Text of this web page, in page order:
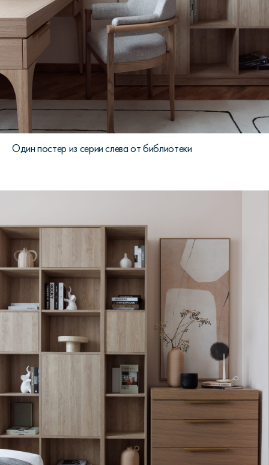
Один постер из серии слева от библиотеки